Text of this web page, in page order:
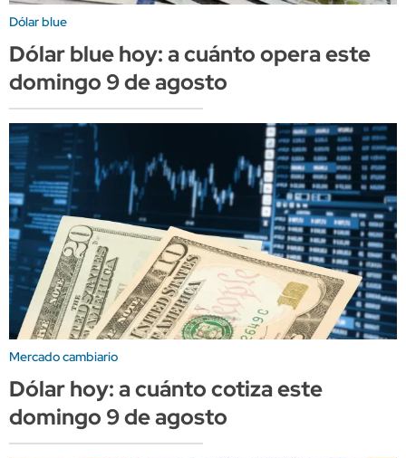
Dólar blue
Dólar blue hoy: a cuánto opera este
domingo 9 de agosto
Mercado cambiario
Dólar hoy: a cuánto cotiza este
domingo 9 de agosto